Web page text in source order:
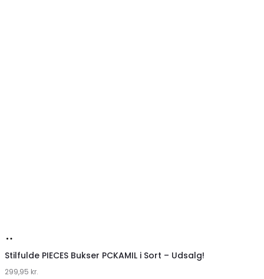
hos
Klædeskabet.dk
Stilfulde PIECES Bukser PCKAMIL i Sort – Udsalg!
299,95 kr.